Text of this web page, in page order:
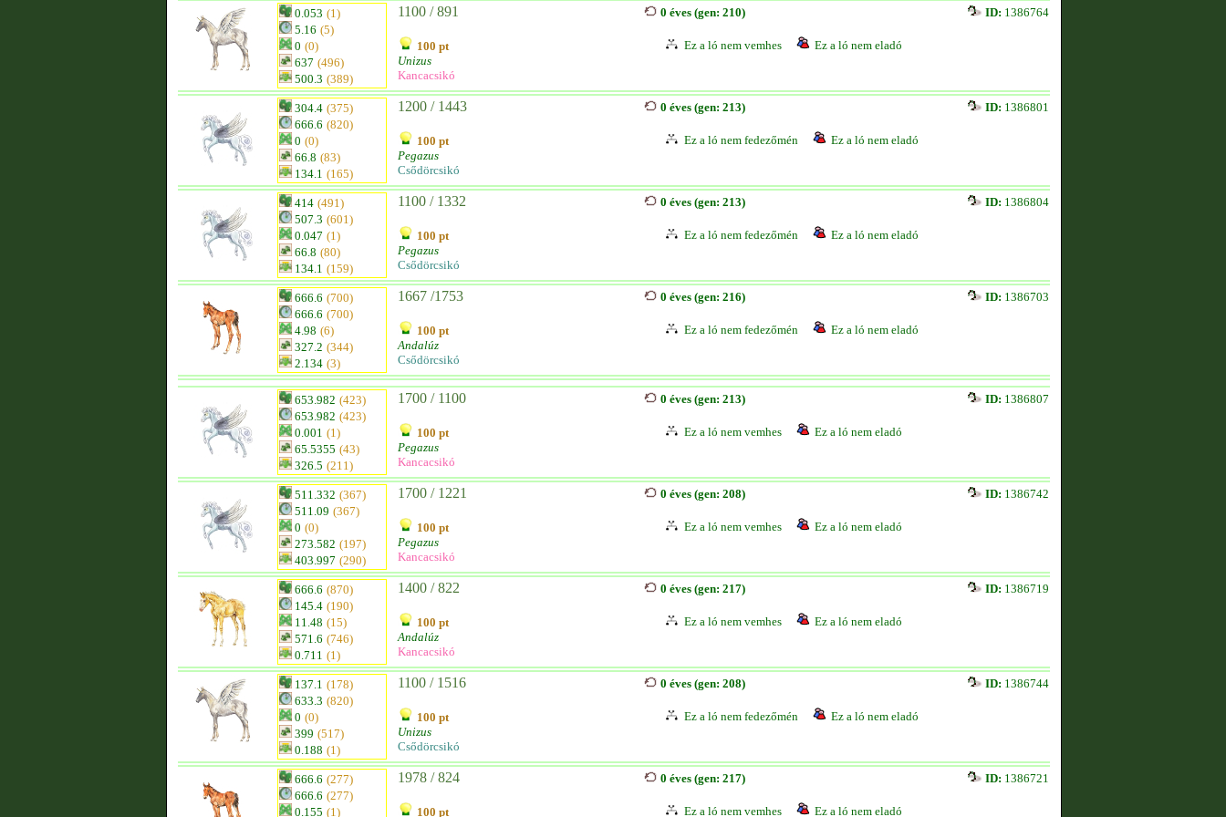
0.053 (1)
5.16 (5)
0 (0)
637 (496)
500.3 (389)
1100 / 891
100 pt
Unizus
Kancacsikó
0 éves (gen: 210) ID: 1386764
Ez a ló nem vemhes Ez a ló nem eladó
304.4 (375)
666.6 (820)
0 (0)
66.8 (83)
134.1 (165)
1200 / 1443
100 pt
Pegazus
Csődörcsikó
0 éves (gen: 213) ID: 1386801
Ez a ló nem fedezőmén Ez a ló nem eladó
414 (491)
507.3 (601)
0.047 (1)
66.8 (80)
134.1 (159)
1100 / 1332
100 pt
Pegazus
Csődörcsikó
0 éves (gen: 213) ID: 1386804
Ez a ló nem fedezőmén Ez a ló nem eladó
666.6 (700)
666.6 (700)
4.98 (6)
327.2 (344)
2.134 (3)
1667 /1753
100 pt
Andalúz
Csődörcsikó
0 éves (gen: 216) ID: 1386703
Ez a ló nem fedezőmén Ez a ló nem eladó
653.982 (423)
653.982 (423)
0.001 (1)
65.5355 (43)
326.5 (211)
1700 / 1100
100 pt
Pegazus
Kancacsikó
0 éves (gen: 213) ID: 1386807
Ez a ló nem vemhes Ez a ló nem eladó
511.332 (367)
511.09 (367)
0 (0)
273.582 (197)
403.997 (290)
1700 / 1221
100 pt
Pegazus
Kancacsikó
0 éves (gen: 208) ID: 1386742
Ez a ló nem vemhes Ez a ló nem eladó
666.6 (870)
145.4 (190)
11.48 (15)
571.6 (746)
0.711 (1)
1400 / 822
100 pt
Andalúz
Kancacsikó
0 éves (gen: 217) ID: 1386719
Ez a ló nem vemhes Ez a ló nem eladó
137.1 (178)
633.3 (820)
0 (0)
399 (517)
0.188 (1)
1100 / 1516
100 pt
Unizus
Csődörcsikó
0 éves (gen: 208) ID: 1386744
Ez a ló nem fedezőmén Ez a ló nem eladó
666.6 (277)
666.6 (277)
0.155 (1)
1978 / 824
100 pt
0 éves (gen: 217) ID: 1386721
Ez a ló nem vemhes Ez a ló nem eladó